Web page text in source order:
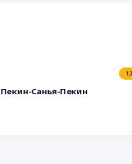
Санья-Пекин